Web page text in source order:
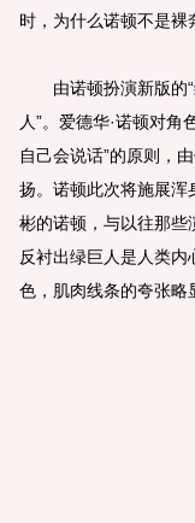
时，为什么诺顿不是裸
由诺顿扮演新版的“
人”。爱德华·诺顿对
自己会说话”的原则，
扬。诺顿此次将施展浑
彬的诺顿，与以往那些
反衬出绿巨人是人类
色，肌肉线条的夸张略